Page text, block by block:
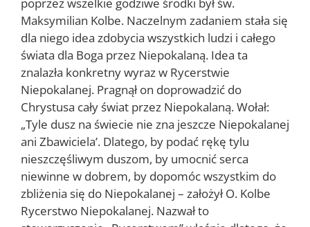
Maksymilian Kolbe. Naczelnym zadaniem stała się
dla niego idea zdobycia wszystkich ludzi i całego
świata dla Boga przez Niepokalaną. Idea ta
znalazła konkretny wyraz w Rycerstwie
Niepokalanej. Pragnął on doprowadzić do
Chrystusa cały świat przez Niepokalaną. Wołał:
„Tyle dusz na świecie nie zna jeszcze Niepokalanej
ani Zbawiciela’. Dlatego, by podać rękę tylu
nieszczęśliwym duszom, by umocnić serca
niewinne w dobrem, by dopomóc wszystkim do
zbliżenia się do Niepokalanej – założył O. Kolbe
Rycerstwo Niepokalanej. Nazwał to